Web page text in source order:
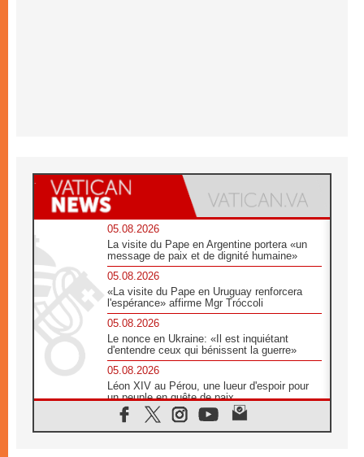
05.08.2026
La visite du Pape en Argentine portera «un
message de paix et de dignité humaine»
05.08.2026
«La visite du Pape en Uruguay renforcera
l'espérance» affirme Mgr Tróccoli
05.08.2026
Le nonce en Ukraine: «Il est inquiétant
d'entendre ceux qui bénissent la guerre»
05.08.2026
Léon XIV au Pérou, une lueur d'espoir pour
un peuple en quête de paix
05.08.2026
SCEAM: L'Église en Afrique vers